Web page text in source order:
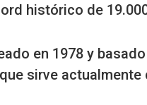
histórico de
en 1978 y
sirve